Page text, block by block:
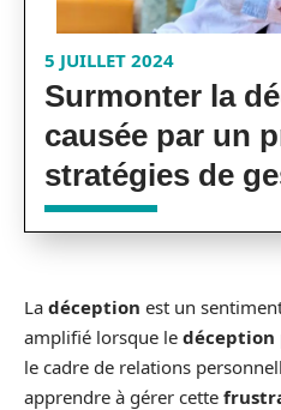
5 JUILLET 2024
Surmonter la
causée par un
stratégies de
La déception est un
amplifié lorsque le déception
le cadre de relations
apprendre à gérer cette